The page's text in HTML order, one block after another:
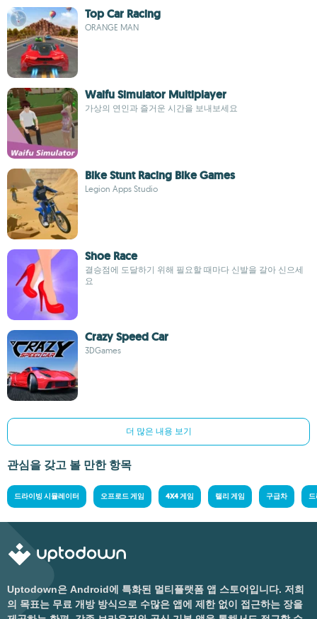
Top Car Racing
ORANGE MAN
Waifu Simulator Multiplayer
가상의 연인과 즐거운 시간을 보내보세요
Bike Stunt Racing Bike Games
Legion Apps Studio
Shoe Race
결승점에 도달하기 위해 필요할 때마다 신발을 갈아 신으세
요
Crazy Speed Car
3DGames
더 많은 내용 보기
관심을 갖고 볼 만한 항목
드라이빙 시뮬레이터 오프로드 게임 4X4 게임 랠리 게임 구급차 드
Uptodown은 Android에 특화된 멀티플랫폼 앱 스토어입니다. 저희
의 목표는 무료 개방 방식으로 수많은 앱에 제한 없이 접근하는 장을